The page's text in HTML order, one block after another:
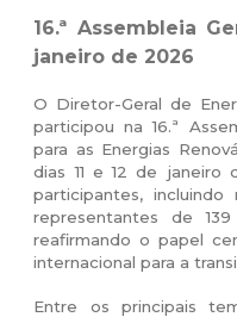
16.ª Assembleia
janeiro de 2026
O Diretor-Geral de
participou na 16.ª
para as Energias
dias 11 e 12 de janeiro
participantes,
representantes de
reafirmando o papel
internacional para a
Entre os principais